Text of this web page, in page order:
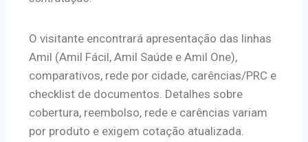
O visitante encontrará apresentação das linhas
Amil (Amil Fácil, Amil Saúde e Amil One),
comparativos, rede por cidade, carências/PRC e
checklist de documentos. Detalhes sobre
cobertura, reembolso, rede e carências variam
por produto e exigem cotação atualizada.